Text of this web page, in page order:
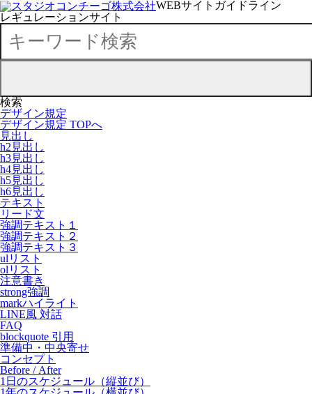
WEBサイトガイドライン
レギュレーションサイト
検索
デザイン規定
デザイン規定 TOPへ
見出し
h2見出し
h3見出し
h4見出し
h5見出し
h6見出し
テキスト
リード文
強調テキスト１
強調テキスト２
強調テキスト３
ulリスト
olリスト
注意書き
strong強調
markハイライト
LINE風 対話
FAQ
blockquote 引用
準備中・中央寄せ
コンセプト
Before / After
1日のスケジュール（縦並び）